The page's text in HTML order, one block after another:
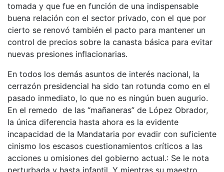
tomada y que fue en función de una indispensable
buena relación con el sector privado, con el que por
cierto se renovó también el pacto para mantener un
control de precios sobre la canasta básica para evitar
nuevas presiones inflacionarias.
En todos los demás asuntos de interés nacional, la
cerrazón presidencial ha sido tan rotunda como en el
pasado inmediato, lo que no es ningún buen augurio.
En el remedo de las “mañaneras” de López Obrador,
la única diferencia hasta ahora es la evidente
incapacidad de la Mandataria por evadir con suficiente
cinismo los escasos cuestionamientos críticos a las
acciones u omisiones del gobierno actual.: Se le nota
perturbada y hasta infantil. Y mientras su maestro